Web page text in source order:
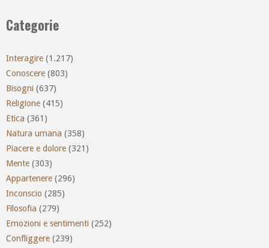
Categorie
Interagire (1.217)
Conoscere (803)
Bisogni (637)
Religione (415)
Etica (361)
Natura umana (358)
Piacere e dolore (321)
Mente (303)
Appartenere (296)
Inconscio (285)
Filosofia (279)
Emozioni e sentimenti (252)
Confliggere (239)